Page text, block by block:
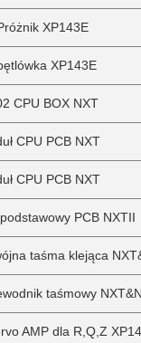
XP143E
XP143E
CPU BOX NXT
CPU PCB NXT
CPU PCB NXT
PCB NXTII
taśma klejąca
taśmowy
AMP dla R,Q,Z